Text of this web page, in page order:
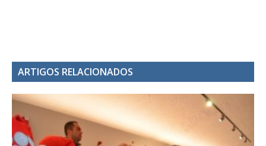
ARTIGOS RELACIONADOS